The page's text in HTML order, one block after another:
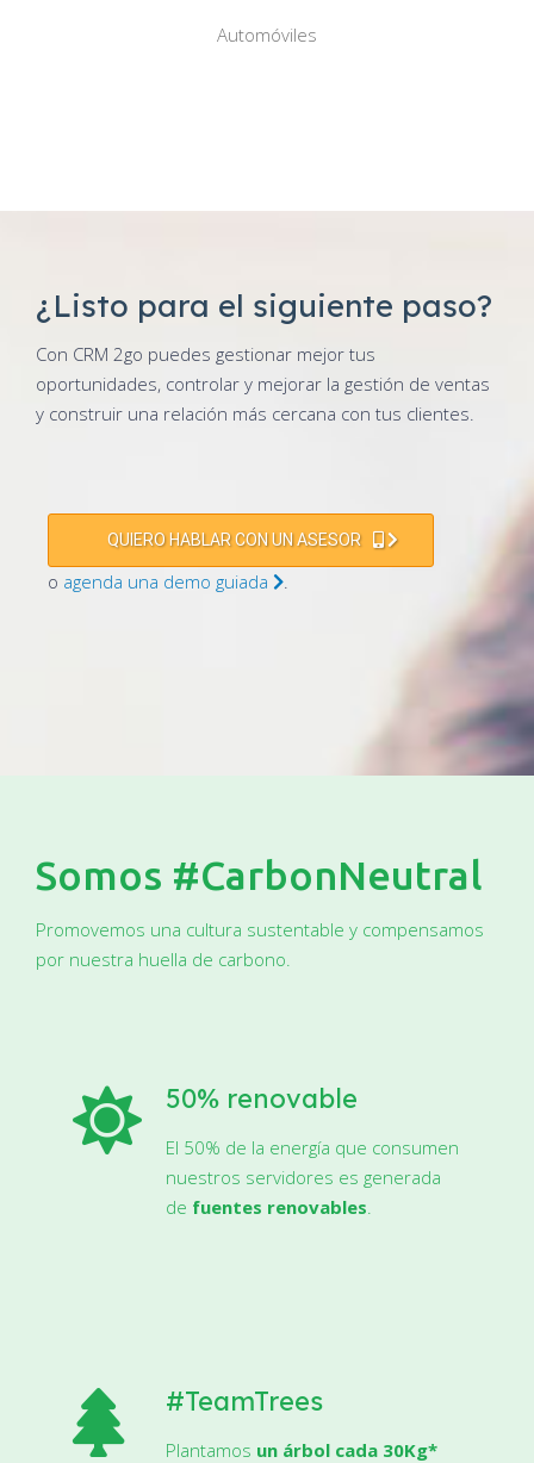
Automóviles
¿Listo para el siguiente paso?
Con CRM 2go puedes gestionar mejor tus
oportunidades, controlar y mejorar la gestión de ventas
y construir una relación más cercana con tus clientes.
QUIERO HABLAR CON UN ASESOR
o agenda una demo guiada
Somos #CarbonNeutral
Promovemos una cultura sustentable y compensamos
por nuestra huella de carbono.
50% renovable
El 50% de la energía que consumen
nuestros servidores es generada
de fuentes renovables
#TeamTrees
Plantamos un árbol cada 30Kg*